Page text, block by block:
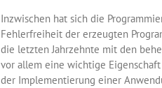
Inzwischen hat sich die
Fehlerfreiheit der erzeugten
die letzten Jahrzehnte mit den
vor allem eine wichtige
der Implementierung einer